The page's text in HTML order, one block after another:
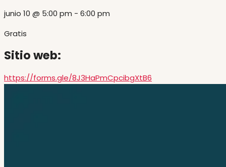
junio 10 @ 5:00 pm - 6:00 pm
Gratis
Sitio web:
https://forms.gle/8J3HaPmCpcibgXtB6